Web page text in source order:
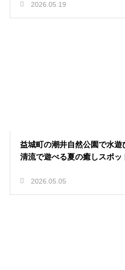
2026.05.19
益城町の潮井自然公園で水遊
清流で遊べる夏の癒しスポッ
2026.05.05